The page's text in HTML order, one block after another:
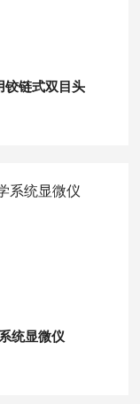
铰链式双目头
统显微仪